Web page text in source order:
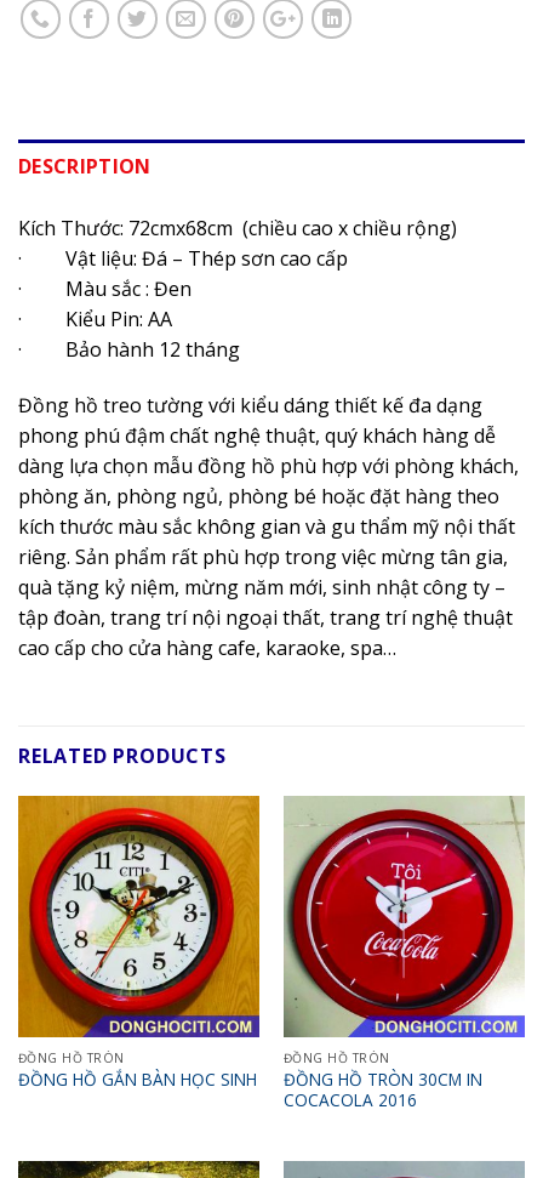
DESCRIPTION
Kích Thước: 72cmx68cm (chiều cao x chiều rộng)
· Vật liệu: Đá – Thép sơn cao cấp
· Màu sắc : Đen
· Kiểu Pin: AA
· Bảo hành 12 tháng
Đồng hồ treo tường với kiểu dáng thiết kế đa dạng
phong phú đậm chất nghệ thuật, quý khách hàng dễ
dàng lựa chọn mẫu đồng hồ phù hợp với phòng khách,
phòng ăn, phòng ngủ, phòng bé hoặc đặt hàng theo
kích thước màu sắc không gian và gu thẩm mỹ nội thất
riêng. Sản phẩm rất phù hợp trong việc mừng tân gia,
quà tặng kỷ niệm, mừng năm mới, sinh nhật công ty –
tập đoàn, trang trí nội ngoại thất, trang trí nghệ thuật
cao cấp cho cửa hàng cafe, karaoke, spa…
RELATED PRODUCTS
ĐỒNG HỒ TRÒN
ĐỒNG HỒ GẮN BÀN HỌC SINH
ĐỒNG HỒ TRÒN
ĐỒNG HỒ TRÒN 30CM IN
COCACOLA 2016